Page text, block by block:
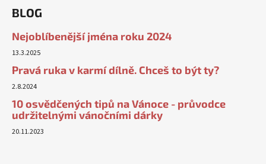
BLOG
Nejoblíbenější jména roku 2024
13.3.2025
Pravá ruka v karmí dílně. Chceš to být ty?
2.8.2024
10 osvědčených tipů na Vánoce - průvodce
udržitelnými vánočními dárky
20.11.2023